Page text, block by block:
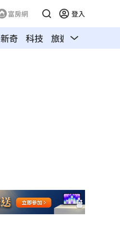
富房網 登入
新奇 科技 旅遊 汽車